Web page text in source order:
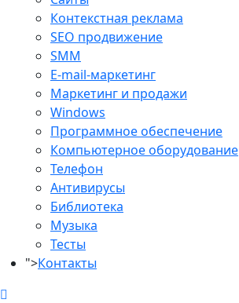
Контекстная реклама
SEO продвижение
SMM
E-mail-маркетинг
Маркетинг и продажи
Windows
Программное обеспечение
Компьютерное оборудование
Телефон
Антивирусы
Библиотека
Музыка
Тесты
">Контакты